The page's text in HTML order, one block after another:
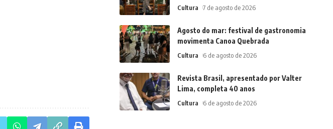
Cultura 7 de agosto de 2026
Agosto do mar: festival de gastronomia
movimenta Canoa Quebrada
Cultura 6 de agosto de 2026
Revista Brasil, apresentado por Valter
Lima, completa 40 anos
Cultura 6 de agosto de 2026